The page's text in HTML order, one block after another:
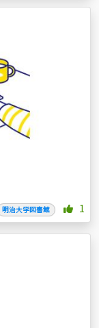
明治大学図書館 1